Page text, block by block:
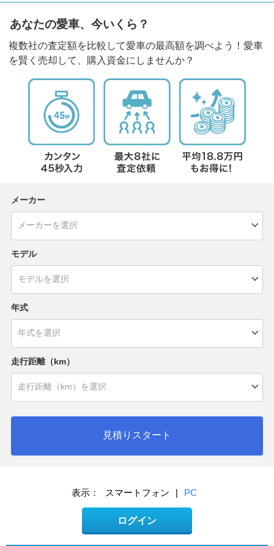
あなたの愛車、今いくら？
複数社の査定額を比較して愛車の最高額を調べよう！愛車
を賢く売却して、購入資金にしませんか？
メーカー
モデル
年式
走行距離（km）
見積りスタート
表示： スマートフォン | PC
ログイン